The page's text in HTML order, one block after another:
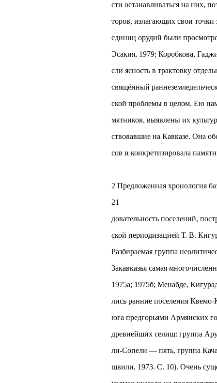
сти останавливаться на них,
торов, излагающих свои
единиц орудий были
Эсакия, 1979; Коробкова,
сли ясность в трактовку
свящённый
ской проблемы в целом. Ею
мятников, выявлены их
ствовавшие на Кавказе. Она
сов и конкретизировала
2 Предложенная хронология
21
довательность поселений,
ской периодизацией Т. В.
Разбираемая группа
Закавказья самая
1975а; 1975б; Менабде,
лись ранние поселения
юга предгорьями Армянских
древнейших селищ: группа
ли-Сопели — пять, группа
швили, 1973. С. 10). Очень